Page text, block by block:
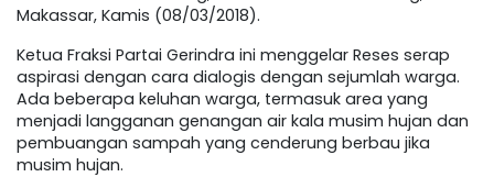
Makassar, Kamis (08/03/2018).
Ketua Fraksi Partai Gerindra ini menggelar Reses serap
aspirasi dengan cara dialogis dengan sejumlah warga.
Ada beberapa keluhan warga, termasuk area yang
menjadi langganan genangan air kala musim hujan dan
pembuangan sampah yang cenderung berbau jika
musim hujan.